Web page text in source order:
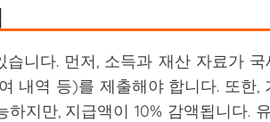
니다. 먼저, 소득과 재산 자료가
내역 등)를 제출해야 합니다. 또한,
지만, 지급액이 10% 감액됩니다.